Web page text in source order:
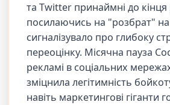
та Twitter принаймні до кінця
посилаючись на "розбрат"
сигналізувало про глибоку
переоцінку. Місячна пауза
рекламі в соціальних
зміцнила легітимність
навіть маркетингові гіганти